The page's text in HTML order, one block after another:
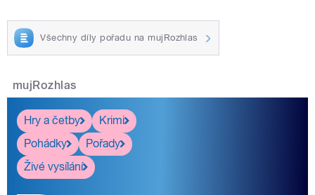
Všechny díly pořadu na mujRozhlas
mujRozhlas
Hry a četby
Krimi
Pohádky
Pořady
Živé vysílání